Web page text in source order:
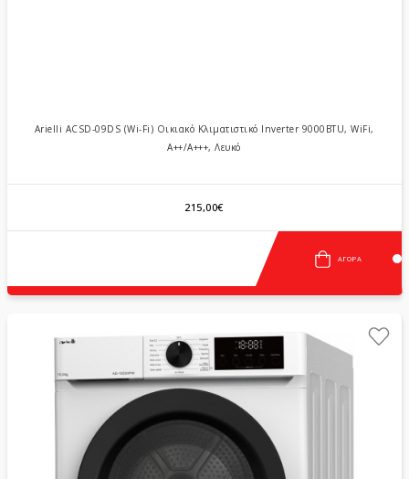
Arielli ACSD-09DS (Wi-Fi) Οικιακό Κλιματιστικό Inverter 9000BTU, WiFi,
A++/A+++, Λευκό
215,00€
ΑΓΟΡΆ